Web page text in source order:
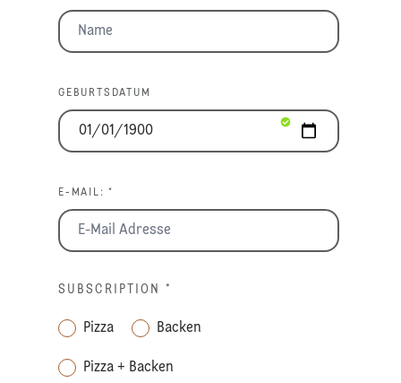
GEBURTSDATUM
E-MAIL: *
SUBSCRIPTION *
Pizza Backen
Pizza + Backen